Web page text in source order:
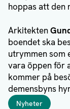
hoppas att den
Arkitekten
boendet ska
utrymmen som
vara öppen för
kommer på
demensbyns
Taggar
Nyheter